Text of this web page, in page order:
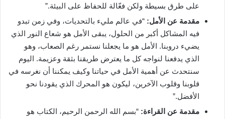
على طرق بسيطة ولكن فعّالة للحفاظ على البيئة.”
مقدمة عن الأمل: “في عالم مليء بالتحديات، وفي زمن تبدو
فيه المشاكل أكبر من الحلول، يبقى الأمل هو شعاع النور الذي
يضيء دروبنا. الأمل هو ما يجعلنا نستمر رغم الصعاب، وهو
الذي يدفعنا لنواجه كل ما يعترض طريقنا بثقة وعزيمة. اليوم
سنتحدث عن أهمية الأمل في حياتنا وكيف يمكننا أن نغرسه في
قلوبنا وقلوب الآخرين، ليكون هو المحرك الذي يقودنا نحو
الأفضل.”
مقدمة عن القراءة: “بسم الله الرحمن الرحيم، الكتاب هو